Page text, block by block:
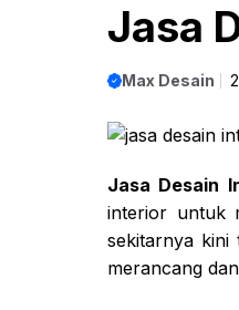
Jasa
Max Desain
Jasa Desain
interior untuk
sekitarnya kini
merancang